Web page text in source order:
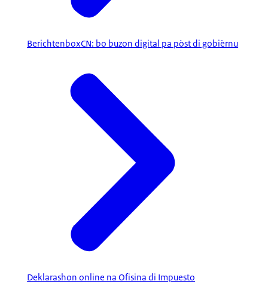
BerichtenboxCN: bo buzon digital pa pòst di gobièrnu
Deklarashon online na Ofisina di Impuesto